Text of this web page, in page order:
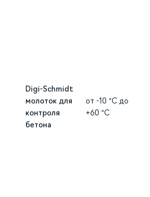
Digi-Schmidt
молоток для
контроля
бетона
от -10 °C до
+60 °C